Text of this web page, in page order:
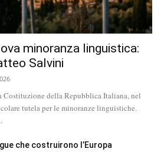
minoranza linguistica:
Salvini
Costituzione della Repubblica Italiana, nel
tutela per le minoranze linguistiche.
che costruirono l’Europa